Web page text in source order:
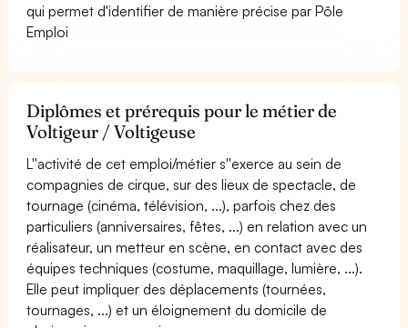
qui permet d'identifier de manière précise par Pôle
Emploi
Diplômes et prérequis pour le métier de
Voltigeur / Voltigeuse
L''activité de cet emploi/métier s''exerce au sein de
compagnies de cirque, sur des lieux de spectacle, de
tournage (cinéma, télévision, ...), parfois chez des
particuliers (anniversaires, fêtes, ...) en relation avec un
réalisateur, un metteur en scène, en contact avec des
équipes techniques (costume, maquillage, lumière, ...).
Elle peut impliquer des déplacements (tournées,
tournages, ...) et un éloignement du domicile de